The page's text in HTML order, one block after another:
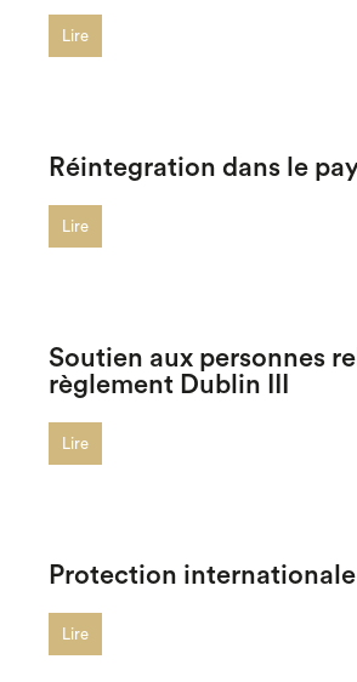
Lire
Réintegration dans le
Lire
Soutien aux personnes
règlement Dublin III
Lire
Protection
Lire